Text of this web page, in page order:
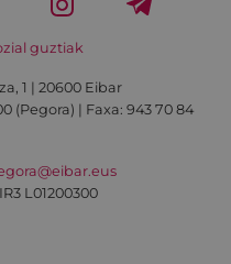
guztiak
1 | 20600 Eibar
(Pegora) | Faxa: 943 70 84
L01200300